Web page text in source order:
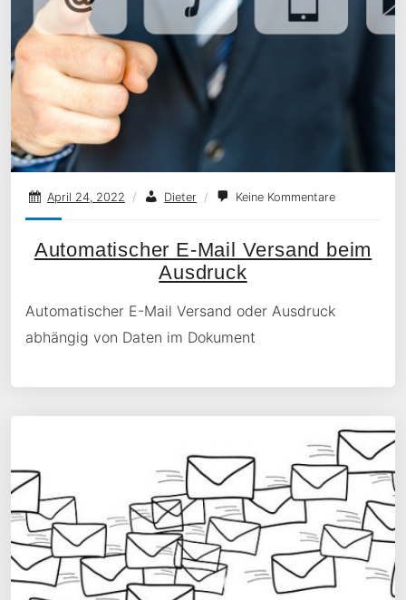
April 24, 2022 / Dieter / Keine Kommentare
Automatischer E-Mail Versand beim
Ausdruck
Automatischer E-Mail Versand oder Ausdruck
abhängig von Daten im Dokument